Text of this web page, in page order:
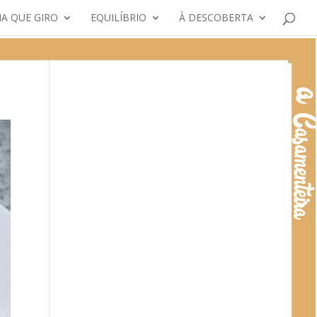
QUE GIRO EQUILÍBRIO À DESCOBERTA